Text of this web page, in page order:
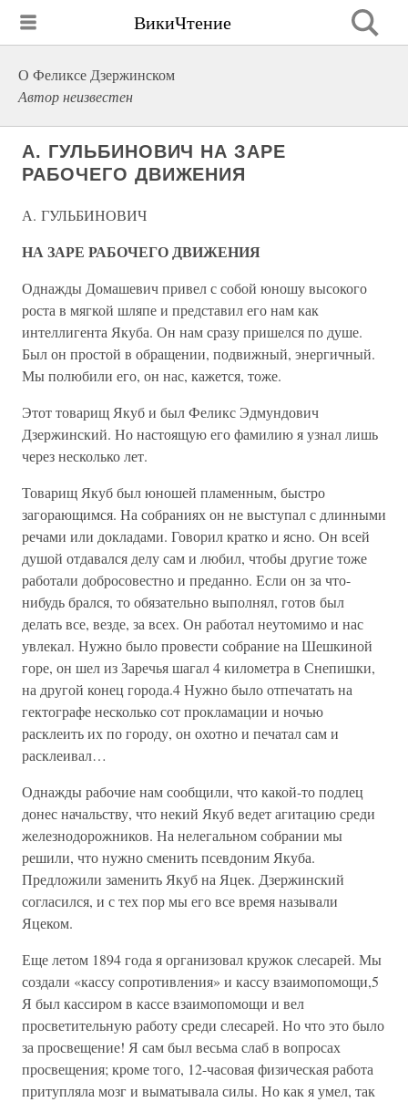
ВикиЧтение
О Феликсе Дзержинском
Автор неизвестен
А. ГУЛЬБИНОВИЧ НА ЗАРЕ
РАБОЧЕГО ДВИЖЕНИЯ
А. ГУЛЬБИНОВИЧ
НА ЗАРЕ РАБОЧЕГО ДВИЖЕНИЯ
Однажды Домашевич привел с собой юношу высокого
роста в мягкой шляпе и представил его нам как
интеллигента Якуба. Он нам сразу пришелся по душе.
Был он простой в обращении, подвижный, энергичный.
Мы полюбили его, он нас, кажется, тоже.
Этот товарищ Якуб и был Феликс Эдмундович
Дзержинский. Но настоящую его фамилию я узнал лишь
через несколько лет.
Товарищ Якуб был юношей пламенным, быстро
загорающимся. На собраниях он не выступал с длинными
речами или докладами. Говорил кратко и ясно. Он всей
душой отдавался делу сам и любил, чтобы другие тоже
работали добросовестно и преданно. Если он за что-
нибудь брался, то обязательно выполнял, готов был
делать все, везде, за всех. Он работал неутомимо и нас
увлекал. Нужно было провести собрание на Шешкиной
горе, он шел из Заречья шагал 4 километра в Снепишки,
на другой конец города.4 Нужно было отпечатать на
гектографе несколько сот прокламации и ночью
расклеить их по городу, он охотно и печатал сам и
расклеивал…
Однажды рабочие нам сообщили, что какой-то подлец
донес начальству, что некий Якуб ведет агитацию среди
железнодорожников. На нелегальном собрании мы
решили, что нужно сменить псевдоним Якуба.
Предложили заменить Якуб на Яцек. Дзержинский
согласился, и с тех пор мы его все время называли
Яцеком.
Еще летом 1894 года я организовал кружок слесарей. Мы
создали «кассу сопротивления» и кассу взаимопомощи,5
Я был кассиром в кассе взаимопомощи и вел
просветительную работу среди слесарей. Но что это было
за просвещение! Я сам был весьма слаб в вопросах
просвещения; кроме того, 12-часовая физическая работа
притупляла мозг и выматывала силы. Но как я умел, так